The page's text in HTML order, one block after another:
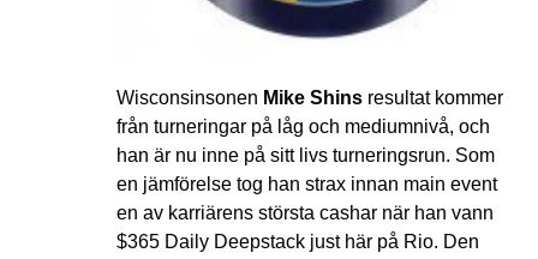
Wisconsinsonen Mike Shinsresultat kommer
från turneringar på låg och mediumnivå, och
han är nu inne på sitt livs turneringsrun. Som
en jämförelse tog han strax innan main event
en av karriärens största cashar när han vann
$365 Daily Deepstack just här på Rio. Den